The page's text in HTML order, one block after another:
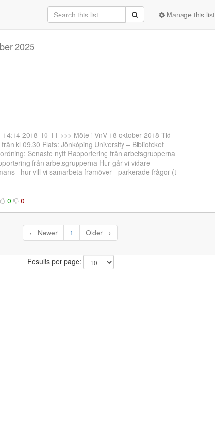
Manage this list
2025
2018-10-11 >>> Möte i VnV 18 oktober 2018 Tid
kl 09.30 Plats: Jönköping University – Biblioteket
Senaste nytt Rapportering från arbetsgrupperna
från arbetsgrupperna Hur går vi vidare -
- hur vill vi samarbeta framöver - parkerade frågor (t
0 0
← Newer 1 Older →
Results per page: